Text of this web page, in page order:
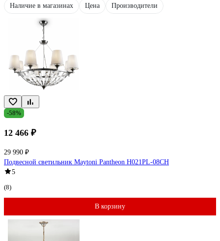
Наличие в магазинах Цена Производители
-58%
12 466 ₽
29 990 ₽
Подвесной светильник Maytoni Pantheon H021PL-08CH
5
(8)
В корзину